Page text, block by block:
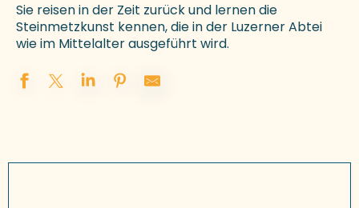
Sie reisen in der Zeit zurück und lernen die
Steinmetzkunst kennen, die in der Luzerner Abtei
wie im Mittelalter ausgeführt wird.